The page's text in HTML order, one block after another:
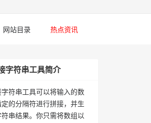
网站目录 热点资讯
字符串工具简介
符串工具可以将输入的数
的分隔符进行拼接，并生
串结果。你只需将数组以